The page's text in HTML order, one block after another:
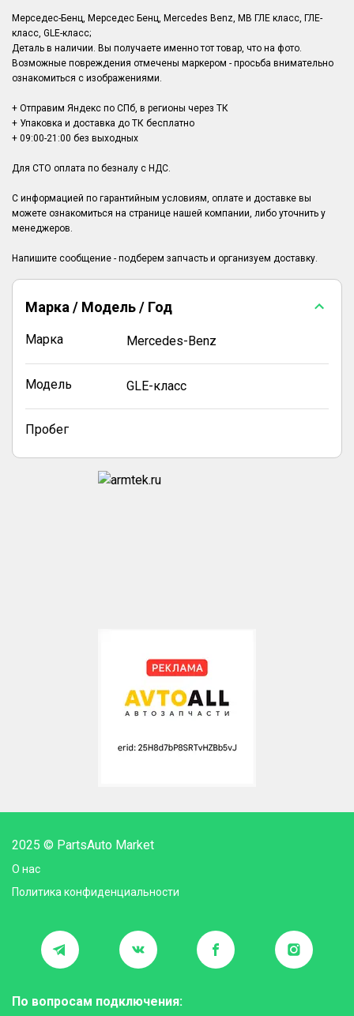
Мерседес-Бенц, Мерседес Бенц, Mercedes Benz, MB ГЛЕ класс, ГЛЕ-
класс, GLE-класс;
Деталь в наличии. Вы получаете именно тот товар, что на фото.
Возможные повреждения отмечены маркером - просьба внимательно
ознакомиться с изображениями.
+ Отправим Яндекс по СПб, в регионы через ТК
+ Упаковка и доставка до ТК бесплатно
+ 09:00-21:00 без выходных
Для СТО оплата по безналу с НДС.
С информацией по гарантийным условиям, оплате и доставке вы
можете ознакомиться на странице нашей компании, либо уточнить у
менеджеров.
Марка / Модель / Год
Марка Mercedes-Benz
Модель GLE-класс
Пробег
2025 © PartsAuto Market
О нас
Политика конфиденциальности
По вопросам подключения: